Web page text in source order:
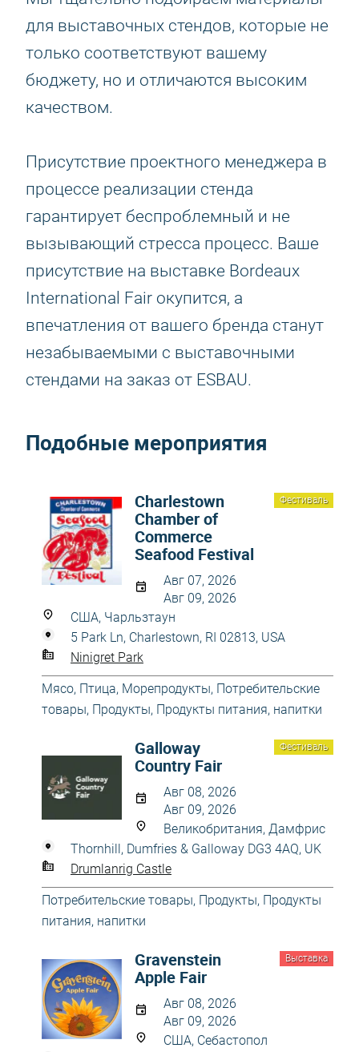
для выставочных стендов, которые не
только соответствуют вашему
бюджету, но и отличаются высоким
качеством.
Присутствие проектного менеджера в
процессе реализации стенда
гарантирует беспроблемный и не
вызывающий стресса процесс. Ваше
присутствие на выставке Bordeaux
International Fair окупится, а
впечатления от вашего бренда станут
незабываемыми с выставочными
стендами на заказ от ESBAU.
Подобные мероприятия
Фестиваль
Charlestown
Chamber of
Commerce
Seafood Festival
Авг 07, 2026
Авг 09, 2026
США, Чарльзтаун
5 Park Ln, Charlestown, RI 02813, USA
Ninigret Park
Мясо, Птица, Морепродукты, Потребительские
товары, Продукты, Продукты питания, напитки
Фестиваль
Galloway
Country Fair
Авг 08, 2026
Авг 09, 2026
Великобритания, Дамфрис
Thornhill, Dumfries & Galloway DG3 4AQ, UK
Drumlanrig Castle
Потребительские товары, Продукты, Продукты
питания, напитки
Выставка
Gravenstein
Apple Fair
Авг 08, 2026
Авг 09, 2026
США, Себастопол